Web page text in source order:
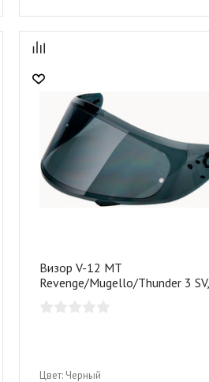
Визор V-12 MT
Revenge/Mugello/Thunder 3 SV,
Цвет:Черный